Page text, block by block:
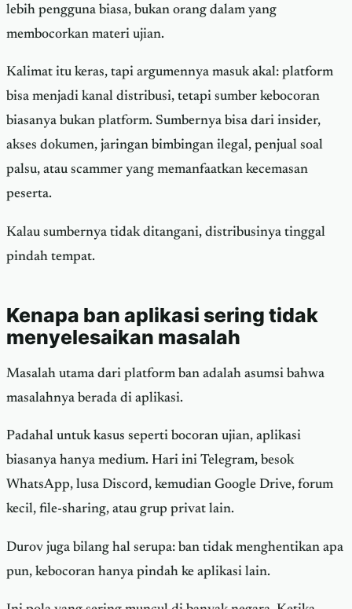
lebih pengguna biasa, bukan orang dalam yang
membocorkan materi ujian.
Kalimat itu keras, tapi argumennya masuk akal: platform
bisa menjadi kanal distribusi, tetapi sumber kebocoran
biasanya bukan platform. Sumbernya bisa dari insider,
akses dokumen, jaringan bimbingan ilegal, penjual soal
palsu, atau scammer yang memanfaatkan kecemasan
peserta.
Kalau sumbernya tidak ditangani, distribusinya tinggal
pindah tempat.
Kenapa ban aplikasi sering tidak
menyelesaikan masalah
Masalah utama dari platform ban adalah asumsi bahwa
masalahnya berada di aplikasi.
Padahal untuk kasus seperti bocoran ujian, aplikasi
biasanya hanya medium. Hari ini Telegram, besok
WhatsApp, lusa Discord, kemudian Google Drive, forum
kecil, file-sharing, atau grup privat lain.
Durov juga bilang hal serupa: ban tidak menghentikan apa
pun, kebocoran hanya pindah ke aplikasi lain.